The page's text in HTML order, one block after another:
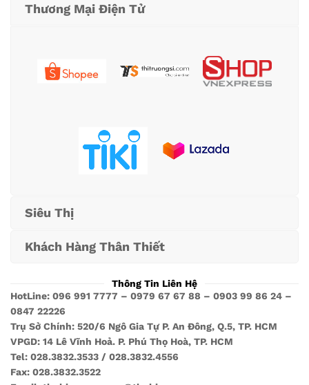
Thương Mại Điện Tử
Siêu Thị
Khách Hàng Thân Thiết
Thông Tin Liên Hệ
HotLine: 096 991 7777 – 0979 67 67 88 – 0903 99 86 24 –
0847 22226
Trụ Sở Chính: 520/6 Ngô Gia Tự P. An Đông, Q.5, TP. HCM
VPGD: 14 Lê Vĩnh Hoả. P. Phú Thọ Hoà, TP. HCM
Tel: 028.3832.3533 / 028.3832.4556
Fax: 028.3832.3522